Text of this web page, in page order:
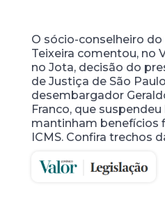
O sócio-conselheiro
Teixeira comentou, no
no Jota, decisão do
de Justiça de São
desembargador
Franco, que
mantinham benefícios
ICMS. Confira trechos